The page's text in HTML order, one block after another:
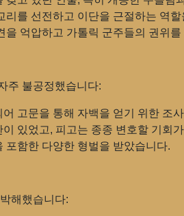
리를 선전하고 이단을 근절하는 역할
억압하고 가톨릭 군주들의 권위
주 불공정했습니다:
고문을 통해 자백을 얻기 위한 조
있었고, 피고는 종종 변호할 기회
포함한 다양한 형벌을 받았습니다.
해했습니다: